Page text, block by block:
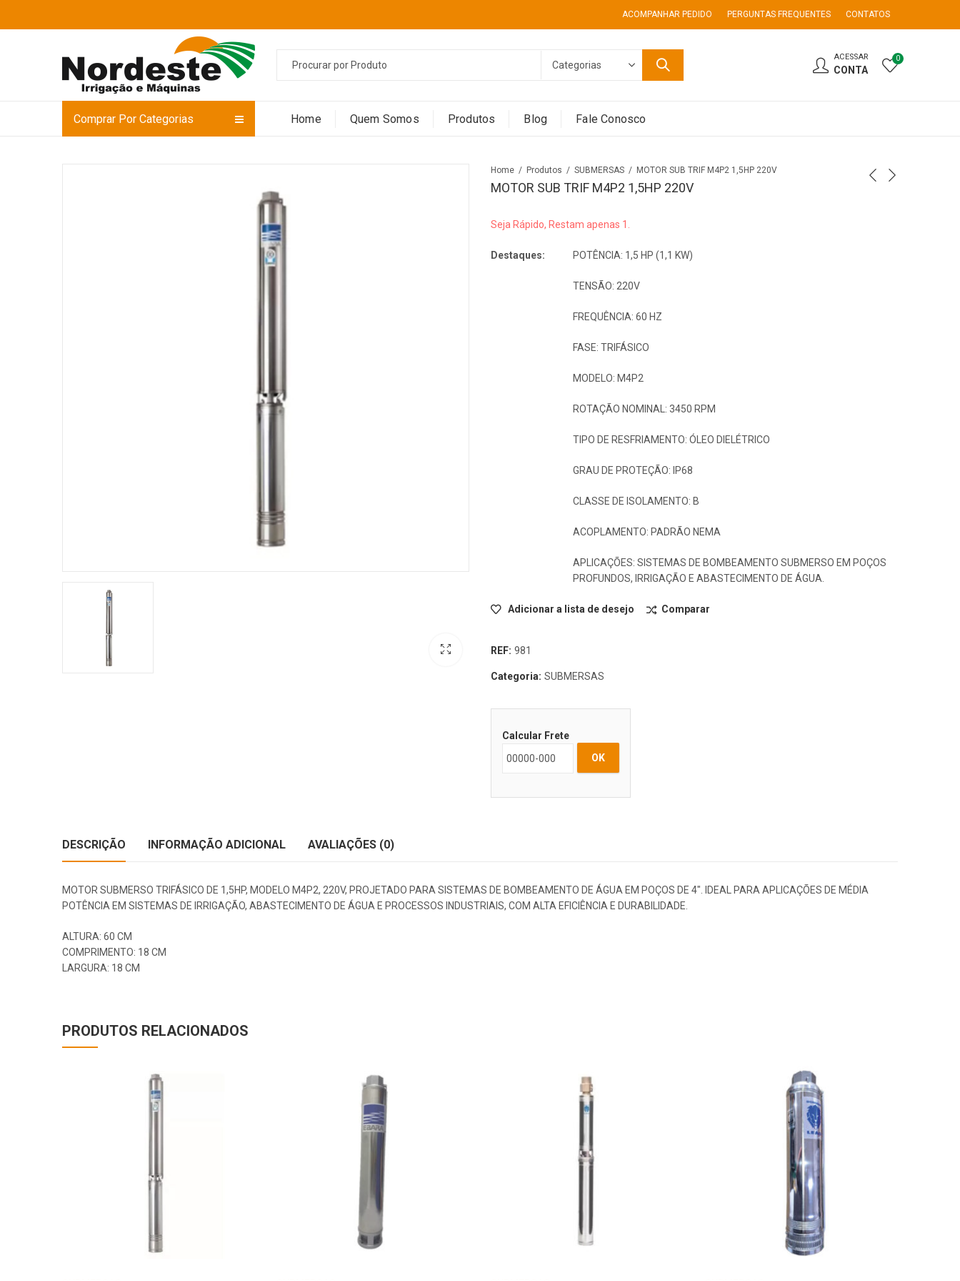
ACOMPANHAR PEDIDO PERGUNTAS FREQUENTES CONTATOS
ACESSAR
CONTA
0
Comprar Por Categorias Home Quem Somos Produtos Blog Fale Conosco
Home Produtos SUBMERSAS MOTOR SUB TRIF M4P2 1,5HP 220V
MOTOR SUB TRIF M4P2 1,5HP 220V
Seja Rápido, Restam apenas 1.
Destaques: POTÊNCIA: 1,5 HP (1,1 KW)
TENSÃO: 220V
FREQUÊNCIA: 60 HZ
FASE: TRIFÁSICO
MODELO: M4P2
ROTAÇÃO NOMINAL: 3450 RPM
TIPO DE RESFRIAMENTO: ÓLEO DIELÉTRICO
GRAU DE PROTEÇÃO: IP68
CLASSE DE ISOLAMENTO: B
ACOPLAMENTO: PADRÃO NEMA
APLICAÇÕES: SISTEMAS DE BOMBEAMENTO SUBMERSO EM POÇOS
PROFUNDOS, IRRIGAÇÃO E ABASTECIMENTO DE ÁGUA.
Adicionar a lista de desejo Comparar
REF: 981
Categoria: SUBMERSAS
Calcular Frete
OK
DESCRIÇÃO INFORMAÇÃO ADICIONAL AVALIAÇÕES (0)
MOTOR SUBMERSO TRIFÁSICO DE 1,5HP, MODELO M4P2, 220V, PROJETADO PARA SISTEMAS DE BOMBEAMENTO DE ÁGUA EM POÇOS DE 4″. IDEAL PARA APLICAÇÕES DE MÉDIA
POTÊNCIA EM SISTEMAS DE IRRIGAÇÃO, ABASTECIMENTO DE ÁGUA E PROCESSOS INDUSTRIAIS, COM ALTA EFICIÊNCIA E DURABILIDADE.
ALTURA: 60 CM
COMPRIMENTO: 18 CM
LARGURA: 18 CM
PRODUTOS RELACIONADOS